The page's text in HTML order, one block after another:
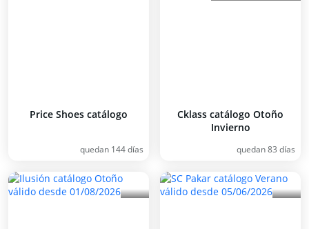
Price Shoes catálogo
quedan 144 días
Cklass catálogo Otoño
Invierno
quedan 83 días